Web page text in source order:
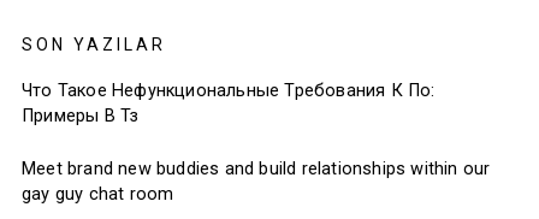
SON YAZILAR
Что Такое Нефункциональные Требования К По:
Примеры В Тз
Meet brand new buddies and build relationships within our
gay guy chat room